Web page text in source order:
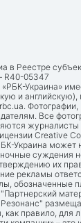
в Реестре
R40-05347
Украина»
и английскую),
.
Все
журналисты
Creative
Украина может
суждения
их
рекламы
обозначенные
правило, для